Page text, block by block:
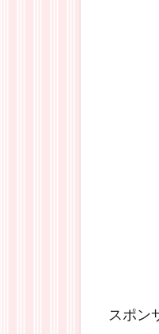
スポン